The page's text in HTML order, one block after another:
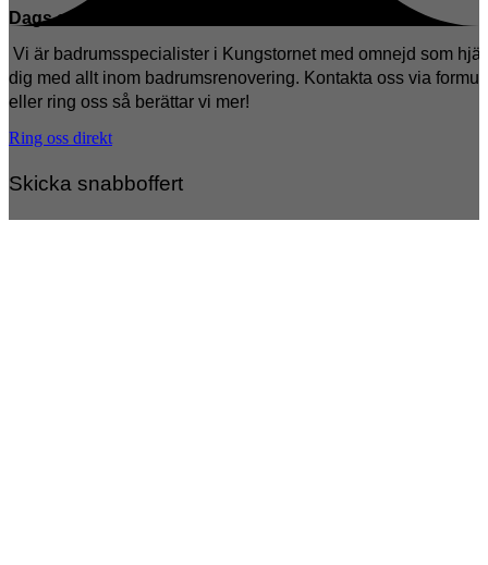
Dags att renovera badrummet?
Vi är badrumsspecialister i Kungstornet med omnejd som
dig med allt inom badrumsrenovering. Kontakta oss via
eller ring oss så berättar vi mer!
Ring oss direkt
Skicka snabboffert